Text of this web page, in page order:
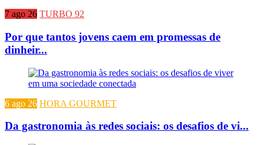
7 ago 26 TURBO 92
Por que tantos jovens caem em promessas de
dinheir...
6 ago 26 HORA GOURMET
Da gastronomia às redes sociais: os desafios de vi...